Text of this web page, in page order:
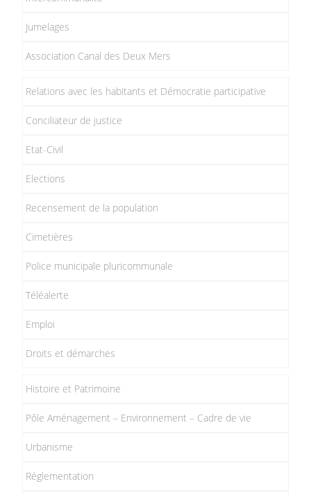
Jumelages
Association Canal des Deux Mers
Relations avec les habitants et Démocratie participative
Conciliateur de justice
Etat-Civil
Elections
Recensement de la population
Cimetières
Police municipale pluricommunale
Téléalerte
Emploi
Droits et démarches
Histoire et Patrimoine
Pôle Aménagement – Environnement – Cadre de vie
Urbanisme
Réglementation